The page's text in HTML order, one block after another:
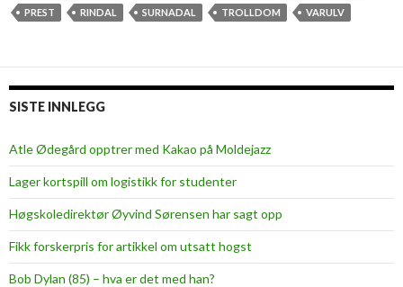
o
o
s
k
y
n
d
i
g
PREST
RINDAL SURNADAL TROLLDOM VARULV
SISTE INNLEGG
Atle Ødegård opptrer med Kakao på Moldejazz
Lager kortspill om logistikk for studenter
Høgskoledirektør Øyvind Sørensen har sagt opp
Fikk forskerpris for artikkel om utsatt hogst
Bob Dylan (85) – hva er det med han?